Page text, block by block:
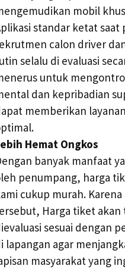
mobil
standar ketat saat
calon driver
selalu di evaluasi
untuk
dan kepribadian
memberikan
Hemat Ongkos
banyak manfaat
penumpang, harga
cukup murah. Karena
Harga tiket akan
sesuai dengan
lapangan agar
masyarakat yang